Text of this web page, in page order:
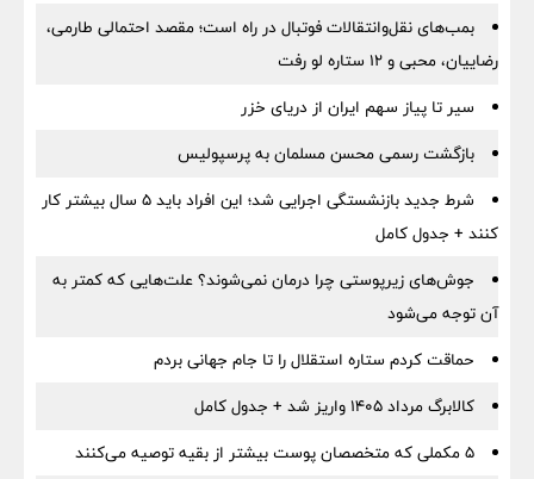
بمب‌های نقل‌وانتقالات فوتبال در راه است؛ مقصد احتمالی طارمی،
رضاییان، محبی و ۱۲ ستاره لو رفت
سیر تا پیاز سهم ایران از دریای خزر
بازگشت رسمی محسن مسلمان به پرسپولیس
شرط جدید بازنشستگی اجرایی شد؛ این افراد باید ۵ سال بیشتر کار
کنند + جدول کامل
جوش‌های زیرپوستی چرا درمان نمی‌شوند؟ علت‌هایی که کمتر به
آن توجه می‌شود
حماقت کردم ستاره استقلال را تا جام جهانی بردم
کالابرگ مرداد ۱۴۰۵ واریز شد + جدول کامل
۵ مکملی که متخصصان پوست بیشتر از بقیه توصیه می‌کنند